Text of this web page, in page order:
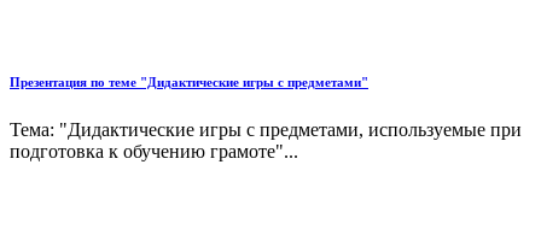
Презентация по теме "Дидактические игры с предметами"
Тема: "Дидактические игры с предметами, используемые при
подготовка к обучению грамоте"...